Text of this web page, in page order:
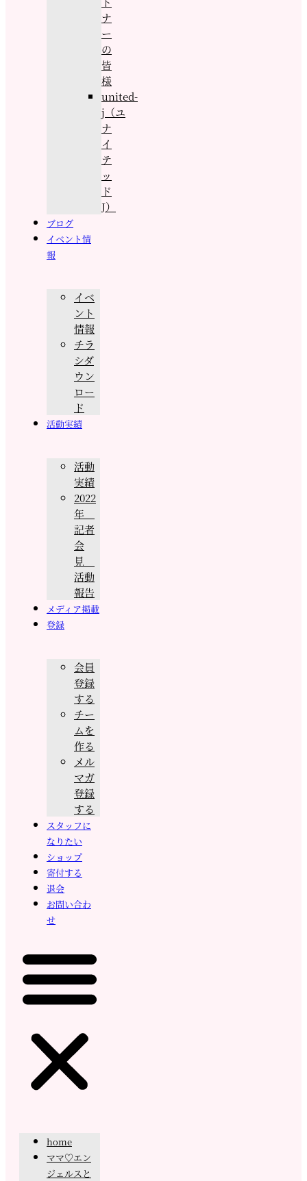
ナ
ー
の
皆
様
united-
j（ユ
ナ
イ
テ
ッ
ド
J）
ブログ
イベント情
報
イベ
ント
情報
チラ
シダ
ウン
ロー
ド
活動実績
活動
実績
2022
年
記者
会
見
活動
報告
メディア掲載
登録
会員
登録
する
チー
ムを
作る
メル
マガ
登録
する
スタッフに
なりたい
ショップ
寄付する
退会
お問い合わ
せ
home
ママ♡エン
ジェルスと